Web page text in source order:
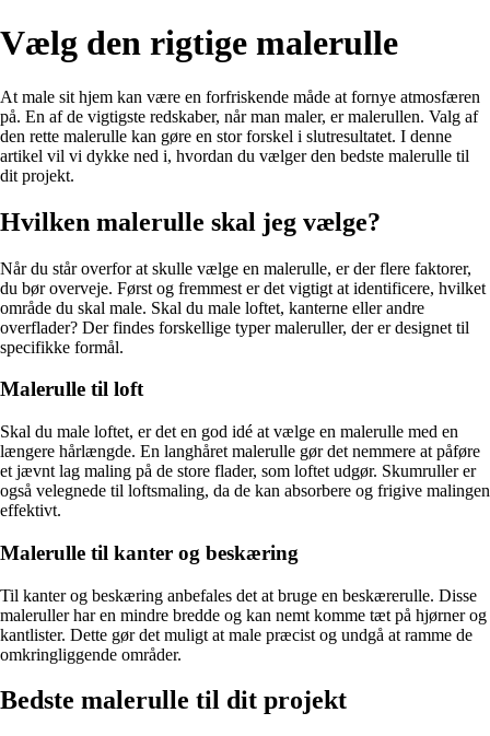
Vælg den rigtige malerulle
At male sit hjem kan være en forfriskende måde at fornye atmosfæren
på. En af de vigtigste redskaber, når man maler, er malerullen. Valg af
den rette malerulle kan gøre en stor forskel i slutresultatet. I denne
artikel vil vi dykke ned i, hvordan du vælger den bedste malerulle til
dit projekt.
Hvilken malerulle skal jeg vælge?
Når du står overfor at skulle vælge en malerulle, er der flere faktorer,
du bør overveje. Først og fremmest er det vigtigt at identificere, hvilket
område du skal male. Skal du male loftet, kanterne eller andre
overflader? Der findes forskellige typer maleruller, der er designet til
specifikke formål.
Malerulle til loft
Skal du male loftet, er det en god idé at vælge en malerulle med en
længere hårlængde. En langhåret malerulle gør det nemmere at påføre
et jævnt lag maling på de store flader, som loftet udgør. Skumruller er
også velegnede til loftsmaling, da de kan absorbere og frigive malingen
effektivt.
Malerulle til kanter og beskæring
Til kanter og beskæring anbefales det at bruge en beskærerulle. Disse
maleruller har en mindre bredde og kan nemt komme tæt på hjørner og
kantlister. Dette gør det muligt at male præcist og undgå at ramme de
omkringliggende områder.
Bedste malerulle til dit projekt